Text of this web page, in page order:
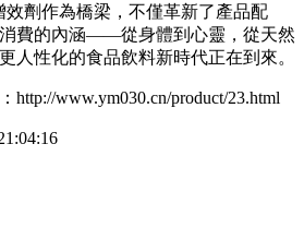
效劑作為橋梁，不僅革新了產品配
費的內涵——從身體到心靈，從天然
人性化的食品飲料新時代正在到來。
www.ym030.cn/product/23.html